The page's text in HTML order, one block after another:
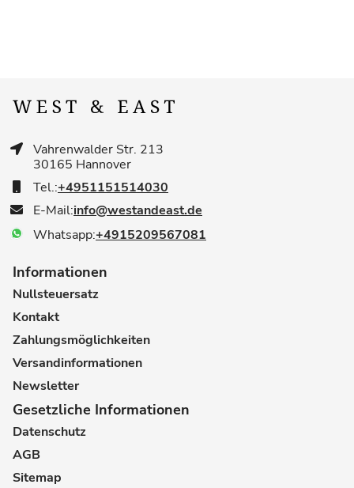
Vahrenwalder Str. 213
30165 Hannover
Tel.:+4951151514030
E-Mail:info@westandeast.de
Whatsapp:+4915209567081
Informationen
Nullsteuersatz
Kontakt
Zahlungsmöglichkeiten
Versandinformationen
Newsletter
Gesetzliche Informationen
Datenschutz
AGB
Sitemap